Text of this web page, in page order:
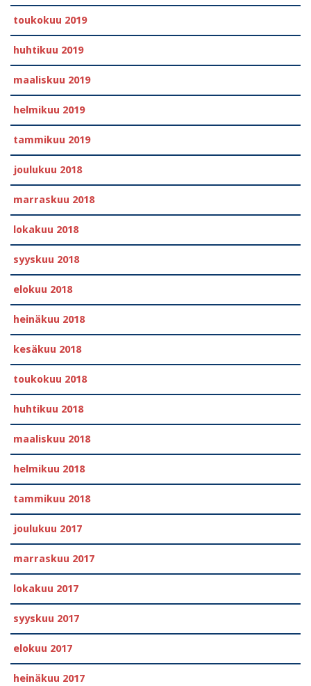
toukokuu 2019
huhtikuu 2019
maaliskuu 2019
helmikuu 2019
tammikuu 2019
joulukuu 2018
marraskuu 2018
lokakuu 2018
syyskuu 2018
elokuu 2018
heinäkuu 2018
kesäkuu 2018
toukokuu 2018
huhtikuu 2018
maaliskuu 2018
helmikuu 2018
tammikuu 2018
joulukuu 2017
marraskuu 2017
lokakuu 2017
syyskuu 2017
elokuu 2017
heinäkuu 2017